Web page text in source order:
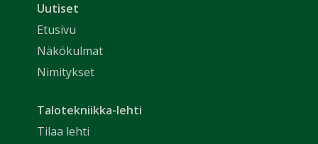
Uutiset
Etusivu
Näkökulmat
Nimitykset
Talotekniikka-lehti
Tilaa lehti